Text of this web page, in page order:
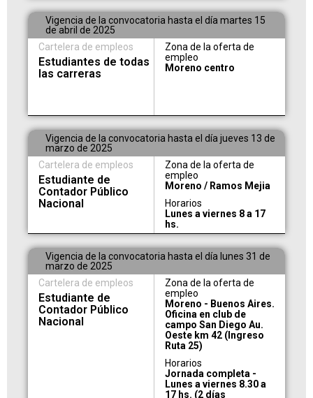
Vigencia de la convocatoria hasta el día martes 15
de abril de 2025
Cartelera de empleos
Estudiantes de todas
las carreras
Zona de la oferta de
empleo
Moreno centro
Vigencia de la convocatoria hasta el día jueves 13 de
marzo de 2025
Cartelera de empleos
Estudiante de
Contador Público
Nacional
Zona de la oferta de
empleo
Moreno / Ramos Mejia
Horarios
Lunes a viernes 8 a 17
hs.
Vigencia de la convocatoria hasta el día lunes 31 de
marzo de 2025
Cartelera de empleos
Estudiante de
Contador Público
Nacional
Zona de la oferta de
empleo
Moreno - Buenos Aires.
Oficina en club de
campo San Diego Au.
Oeste km 42 (Ingreso
Ruta 25)
Horarios
Jornada completa -
Lunes a viernes 8.30 a
17 hs. (2 días